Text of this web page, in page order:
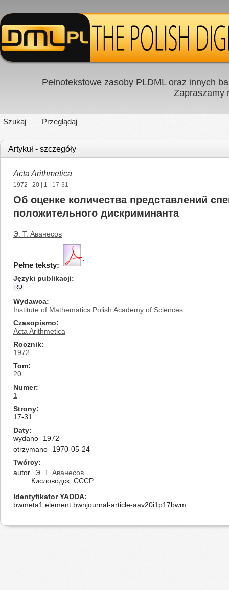
Pełnotekstowe zasoby PLDML oraz innych
Zapraszamy
Szukaj Przeglądaj
Artykuł - szczegóły
Acta Arithmetica
1972 20 1 | 17-31
Об оценке количества представлений
положительного дискриминанта
Э. Т. Аванесов
Pełne teksty:
Języki publikacji
RU
Wydawca
Institute of Mathematics Polish Academy of Sciences
Czasopismo
Acta Arithmetica
Rocznik
1972
Tom
20
Numer
1
Strony
17-31
Daty
wydano
1972
otrzymano
1970-05-24
Twórcy
autor
Э. Т. Аванесов
Кисловодск, СССР
Identyfikator YADDA
bwmeta1.element.bwnjournal-article-aav20i1p17bwm